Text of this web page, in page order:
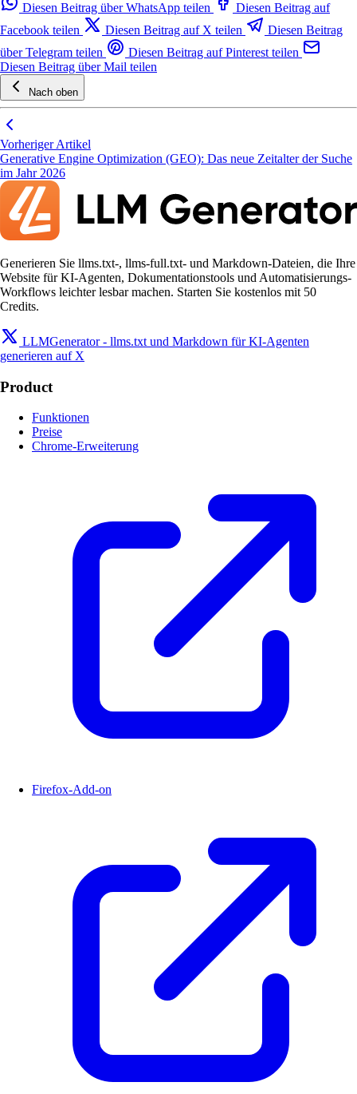
Diesen Beitrag über WhatsApp teilen
Diesen Beitrag auf
Facebook teilen
Diesen Beitrag auf X teilen
Diesen Beitrag
über Telegram teilen
Diesen Beitrag auf Pinterest teilen
Diesen Beitrag über Mail teilen
Nach oben
Vorheriger Artikel
Generative Engine Optimization (GEO): Das neue Zeitalter der Suche
im Jahr 2026
Generieren Sie llms.txt-, llms-full.txt- und Markdown-Dateien, die Ihre
Website für KI-Agenten, Dokumentationstools und Automatisierungs-
Workflows leichter lesbar machen. Starten Sie kostenlos mit 50
Credits.
LLMGenerator - llms.txt und Markdown für KI-Agenten
generieren auf X
Product
Funktionen
Preise
Chrome-Erweiterung
Firefox-Add-on